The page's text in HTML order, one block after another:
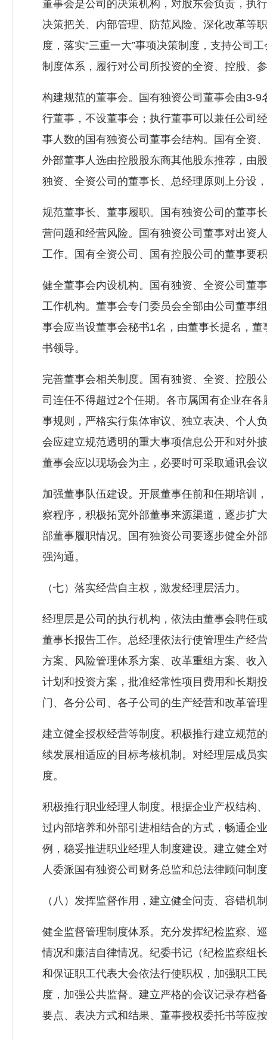
董事会是公司的决策机构，对股东会负责，执
决策把关、内部管理、防范风险、深化改革等
度，落实“三重一大”事项决策制度，支持公司
制度体系，履行对公司所投资的全资、控股、
构建规范的董事会。国有独资公司董事会由3-
行董事，不设董事会；执行董事可以兼任公司
事人数的国有独资公司董事会结构。国有全资
外部董事人选由控股股东商其他股东推荐，由
独资、全资公司的董事长、总经理原则上分设
规范董事长、董事履职。国有独资公司的董事
营问题和经营风险。国有独资公司董事对出资
工作。国有全资公司、国有控股公司的董事要
健全董事会内设机构。国有独资、全资公司董
工作机构。董事会专门委员会全部由公司董事
事会应当设董事会秘书1名，由董事长提名，
书领导。
完善董事会相关制度。国有独资、全资、控股
司连任不得超过2个任期。各市属国有企业在
事规则，严格实行集体审议、独立表决、个人
会应建立规范透明的重大事项信息公开和对外
董事会应以现场会为主，必要时可采取通讯会
加强董事队伍建设。开展董事任前和任期培训
察程序，积极拓宽外部董事来源渠道，逐步扩
部董事履职情况。国有独资公司要逐步健全外
强沟通。
（七）落实经营自主权，激发经理层活力。
经理层是公司的执行机构，依法由董事会聘任
董事长报告工作。总经理依法行使管理生产经
方案、风险管理体系方案、改革重组方案、收
计划和投资方案，批准经常性项目费用和长期
门、各分公司、各子公司的生产经营和改革管
建立健全授权经营等制度。积极推行建立规范
续发展相适应的目标考核机制。对经理层成员
度。
积极推行职业经理人制度。根据企业产权结构
过内部培养和外部引进相结合的方式，畅通企
例，稳妥推进职业经理人制度建设。建立健全
人委派国有独资公司财务总监和总法律顾问制
（八）发挥监督作用，建立健全问责、容错机
健全监督管理制度体系。充分发挥纪检监察、
情况和廉洁自律情况。纪委书记（纪检监察组
和保证职工代表大会依法行使职权，加强职工
度，加强公共监督。建立严格的会议记录存档
要点、表决方式和结果、董事授权委托书等应